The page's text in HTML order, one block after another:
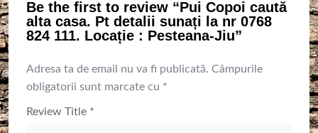
Be the first to review “Pui Copoi caută
alta casa. Pt detalii sunați la nr 0768
824 111. Locație : Pesteana-Jiu”
Adresa ta de email nu va fi publicată. Câmpurile
obligatorii sunt marcate cu *
Review Title *